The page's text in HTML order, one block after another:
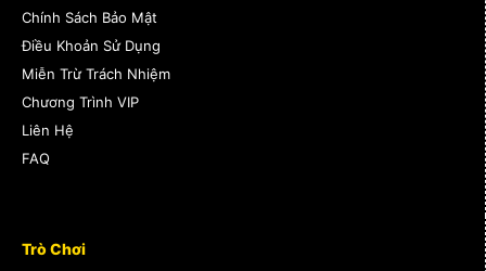
Chính Sách Bảo Mật
Điều Khoản Sử Dụng
Miễn Trừ Trách Nhiệm
Chương Trình VIP
Liên Hệ
FAQ
Trò Chơi